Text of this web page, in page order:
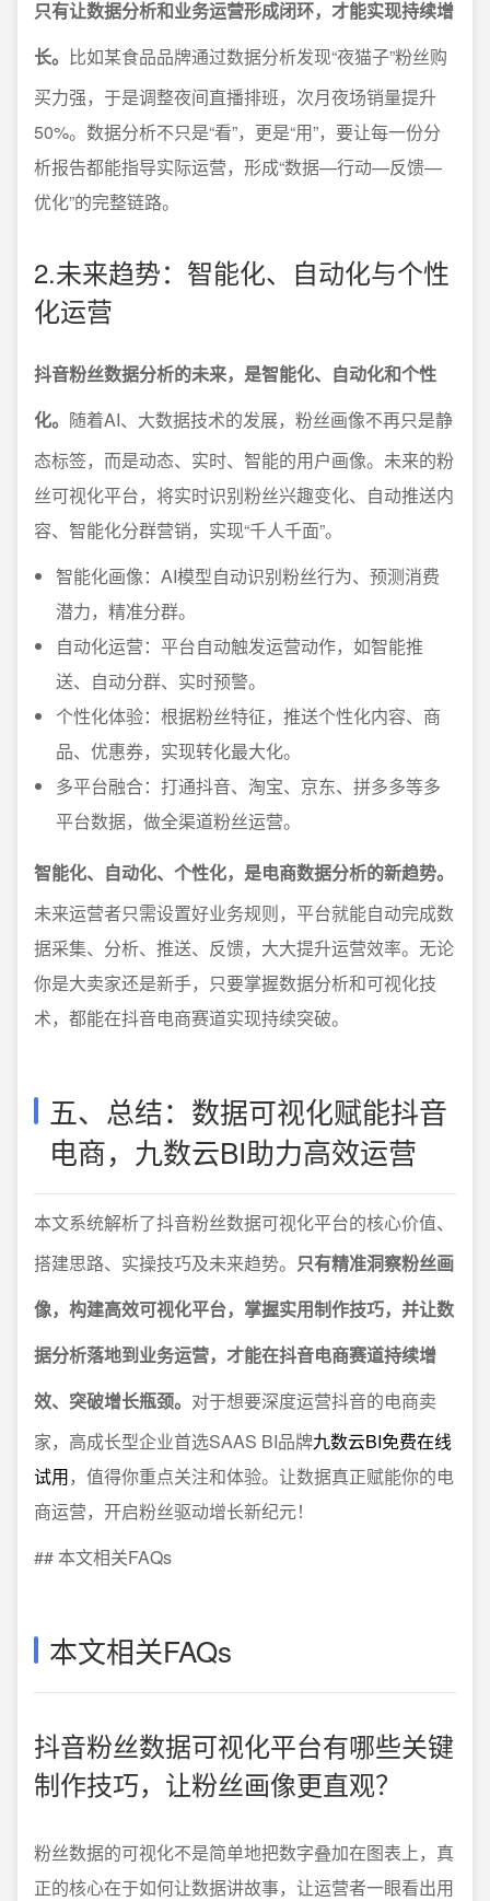
只有让数据分析和业务运营形成闭环，才能实现持续增
长。 比如某食品品牌通过数据分析发现“夜猫子”粉丝购
买力强，于是调整夜间直播排班，次月夜场销量提升
50%。数据分析不只是“看”，更是“用”，要让每一份分
析报告都能指导实际运营，形成“数据—行动—反馈—
优化”的完整链路。
2.未来趋势：智能化、自动化与个性
化运营
抖音粉丝数据分析的未来，是智能化、自动化和个性
化。 随着AI、大数据技术的发展，粉丝画像不再只是静
态标签，而是动态、实时、智能的用户画像。未来的粉
丝可视化平台，将实时识别粉丝兴趣变化、自动推送内
容、智能化分群营销，实现“千人千面”。
智能化画像：AI模型自动识别粉丝行为、预测消费
潜力，精准分群。
自动化运营：平台自动触发运营动作，如智能推
送、自动分群、实时预警。
个性化体验：根据粉丝特征，推送个性化内容、商
品、优惠券，实现转化最大化。
多平台融合：打通抖音、淘宝、京东、拼多多等多
平台数据，做全渠道粉丝运营。
智能化、自动化、个性化，是电商数据分析的新趋势。
未来运营者只需设置好业务规则，平台就能自动完成数
据采集、分析、推送、反馈，大大提升运营效率。无论
你是大卖家还是新手，只要掌握数据分析和可视化技
术，都能在抖音电商赛道实现持续突破。
五、总结：数据可视化赋能抖音
电商，九数云BI助力高效运营
本文系统解析了抖音粉丝数据可视化平台的核心价值、
搭建思路、实操技巧及未来趋势。 只有精准洞察粉丝画
像，构建高效可视化平台，掌握实用制作技巧，并让数
据分析落地到业务运营，才能在抖音电商赛道持续增
效、突破增长瓶颈。 对于想要深度运营抖音的电商卖
家，高成长型企业首选SAAS BI品牌九数云BI免费在线
试用，值得你重点关注和体验。让数据真正赋能你的电
商运营，开启粉丝驱动增长新纪元！
## 本文相关FAQs
本文相关FAQs
抖音粉丝数据可视化平台有哪些关键
制作技巧，让粉丝画像更直观？
粉丝数据的可视化不是简单地把数字叠加在图表上，真
正的核心在于如何让数据讲故事，让运营者一眼看出用